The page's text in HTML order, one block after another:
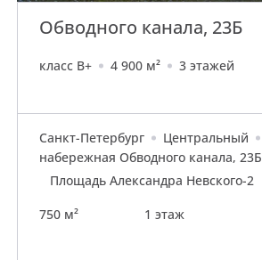
Обводного канала, 23Б
класс B+ 4 900 м² 3 этажей
Санкт-Петербург
Центральный
набережная Обводного канала, 23Б
Площадь Александра Невского-2
750 м²
1 этаж